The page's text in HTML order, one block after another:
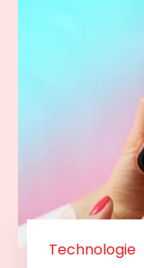
Technologie